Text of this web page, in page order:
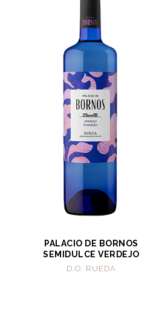
PALACIO DE BORNOS
SEMIDULCE VERDEJO
D.O. RUEDA